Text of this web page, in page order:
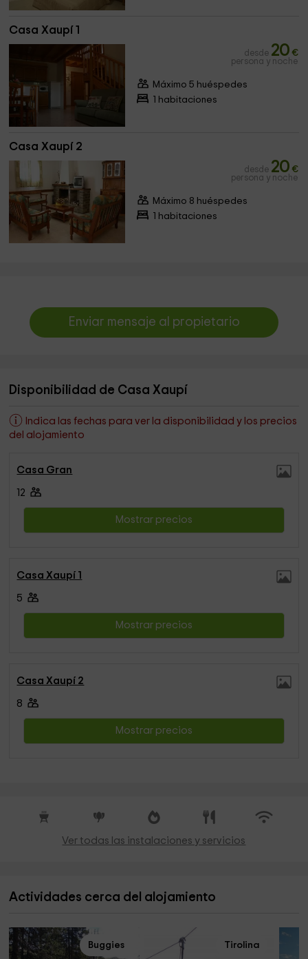
Casa Xaupí 1
desde 20 €
persona y noche
Máximo 5 huéspedes
1 habitaciones
Casa Xaupí 2
desde 20 €
persona y noche
Máximo 8 huéspedes
1 habitaciones
Enviar mensaje al propietario
Disponibilidad de Casa Xaupí
Indica las fechas para ver la disponibilidad y los precios
del alojamiento
Casa Gran
12
Mostrar precios
Casa Xaupí 1
5
Mostrar precios
Casa Xaupí 2
8
Mostrar precios
Ver todas las instalaciones y servicios
Actividades cerca del alojamiento
Buggies Tirolina